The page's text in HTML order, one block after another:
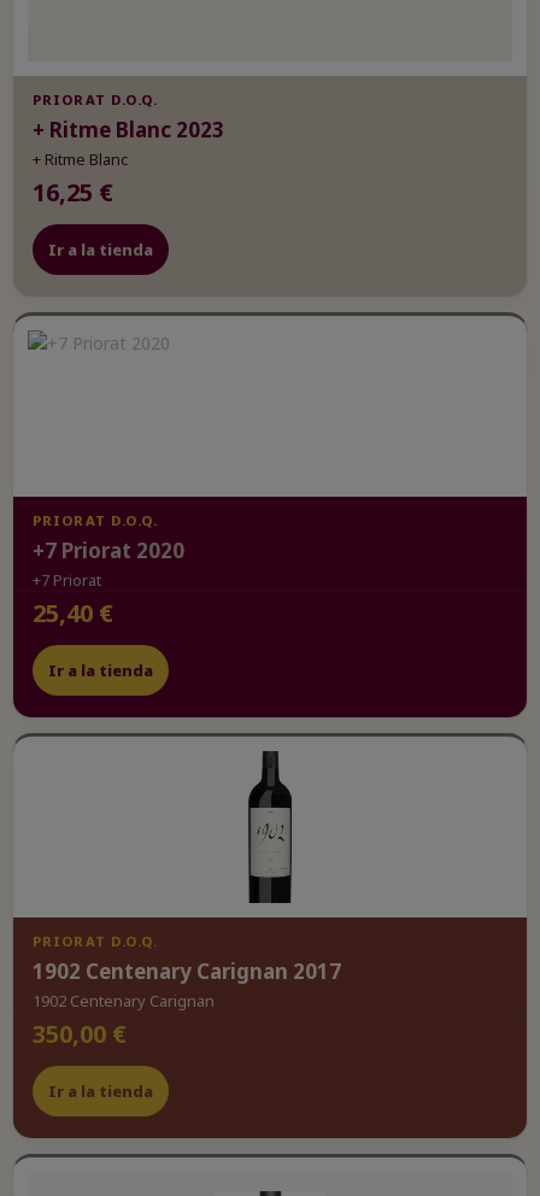
PRIORAT D.O.Q.
+ Ritme Blanc 2023
+ Ritme Blanc
16,25 €
Ir a la tienda
PRIORAT D.O.Q.
+7 Priorat 2020
+7 Priorat
25,40 €
Ir a la tienda
PRIORAT D.O.Q.
1902 Centenary Carignan 2017
1902 Centenary Carignan
350,00 €
Ir a la tienda